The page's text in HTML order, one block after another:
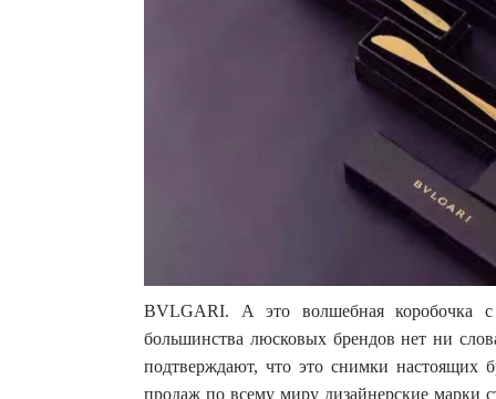
BVLGARI. А это волшебная коробочка
большинства люсковых брендов нет ни
подтверждают, что это снимки настоящих
продаж по всему миру дизайнерские марки